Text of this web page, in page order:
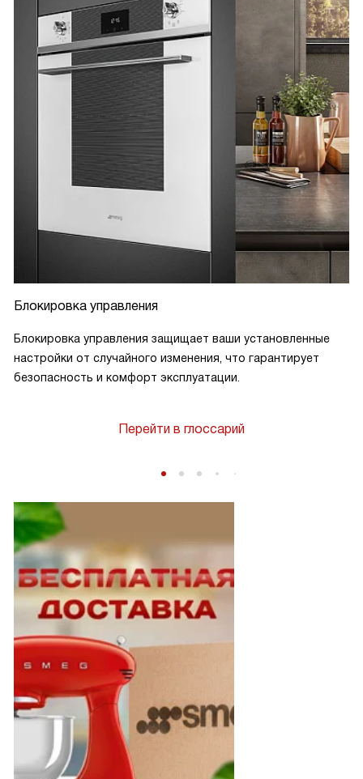
Блокировка управления
Блокировка управления защищает ваши установленные
настройки от случайного изменения, что гарантирует
безопасность и комфорт эксплуатации.
Перейти в глоссарий